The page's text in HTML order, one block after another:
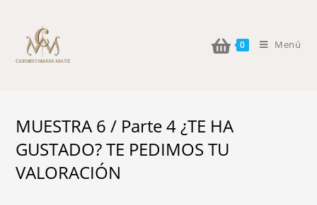
0 Menú
MUESTRA 6 / Parte 4 ¿TE HA
GUSTADO? TE PEDIMOS TU
VALORACIÓN